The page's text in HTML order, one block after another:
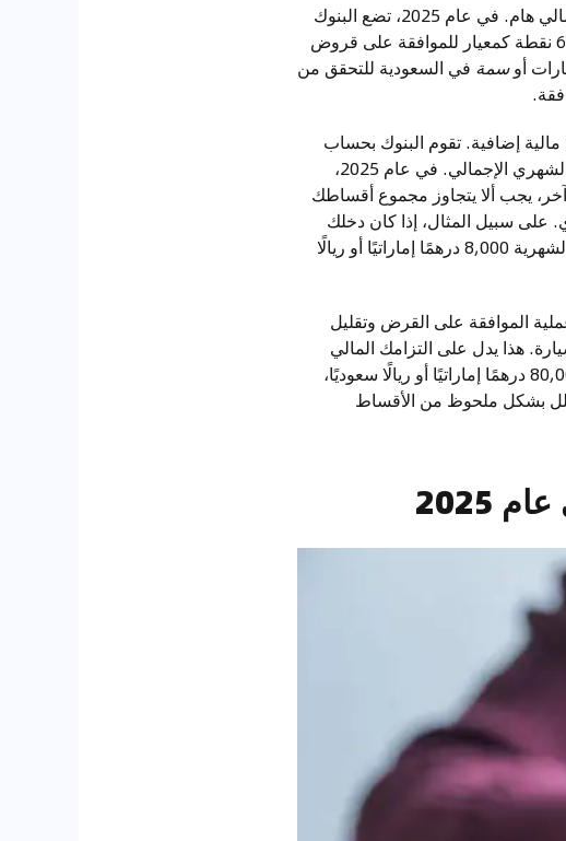
: تعتبر درجة الائتمان الخاصة بك بمثابة سجل مالي هام. في عام 2025، تضع البنوك
في الإمارات العربية المتحدة والمملكة العربية السعودية حدًا أدنى للائتمان يبلغ 650 نقطة كمعيار للموافقة على قروض
أوسمة في السعودية للتحقق من
إضافية. تقوم البنوك بحساب
نسبة الدين إلى الدخل، وهي النسبة بين إجمالي مدفوعات ديونك الشهرية ودخلك الشهري الإجمالي. في عام 2025،
لا تتجاوز نسبة الدين إلى الدخل لديهم 50%. بمعنى آخر، يجب ألا يتجاوز مجموع أقساطك
على سبيل المثال، إذا كان دخلك
الشهري 16,000 درهمًا إماراتيًا أو ريالًا سعوديًا، فيجب ألا تتجاوز مدفوعات ديونك الشهرية 8,000 درهمًا إماراتيًا أو ريالًا
الموافقة على القرض وتقليل
أولى تتراوح بين 30-35% من قيمة السيارة. هذا يدل على التزامك المالي
ويقلل من المخاطر بالنسبة للبنك. فمثلاً، إذا كنت ترغب في شراء سيارة بقيمة 80,000 درهمًا إماراتيًا أو ريالًا سعوديًا،
أولى سيقلل بشكل ملحوظ من الأقساط